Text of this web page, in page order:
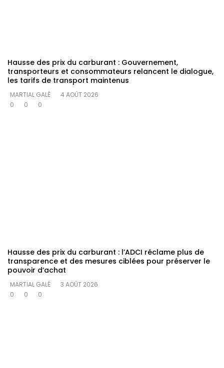
Hausse des prix du carburant : Gouvernement,
transporteurs et consommateurs relancent le dialogue,
les tarifs de transport maintenus
MARTIAL GALÉ
4 AOÛT 2026
0
0 0
Hausse des prix du carburant : l’ADCI réclame plus de
transparence et des mesures ciblées pour préserver le
pouvoir d’achat
MARTIAL GALÉ
3 AOÛT 2026
0
0 0